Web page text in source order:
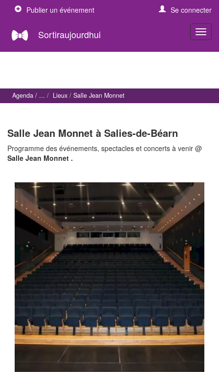
Publier un événement Se connecter
Sortiraujourdhui
Agenda Lieux Salle Jean Monnet
Salle Jean Monnet à Salies-de-Béarn
Programme des événements, spectacles et concerts à venir @
Salle Jean Monnet .